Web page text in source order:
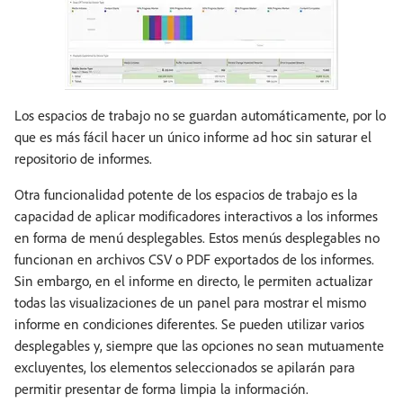
Los espacios de trabajo no se guardan automáticamente, por lo
que es más fácil hacer un único informe ad hoc sin saturar el
repositorio de informes.
Otra funcionalidad potente de los espacios de trabajo es la
capacidad de aplicar modificadores interactivos a los informes
en forma de menú desplegables. Estos menús desplegables no
funcionan en archivos CSV o PDF exportados de los informes.
Sin embargo, en el informe en directo, le permiten actualizar
todas las visualizaciones de un panel para mostrar el mismo
informe en condiciones diferentes. Se pueden utilizar varios
desplegables y, siempre que las opciones no sean mutuamente
excluyentes, los elementos seleccionados se apilarán para
permitir presentar de forma limpia la información.